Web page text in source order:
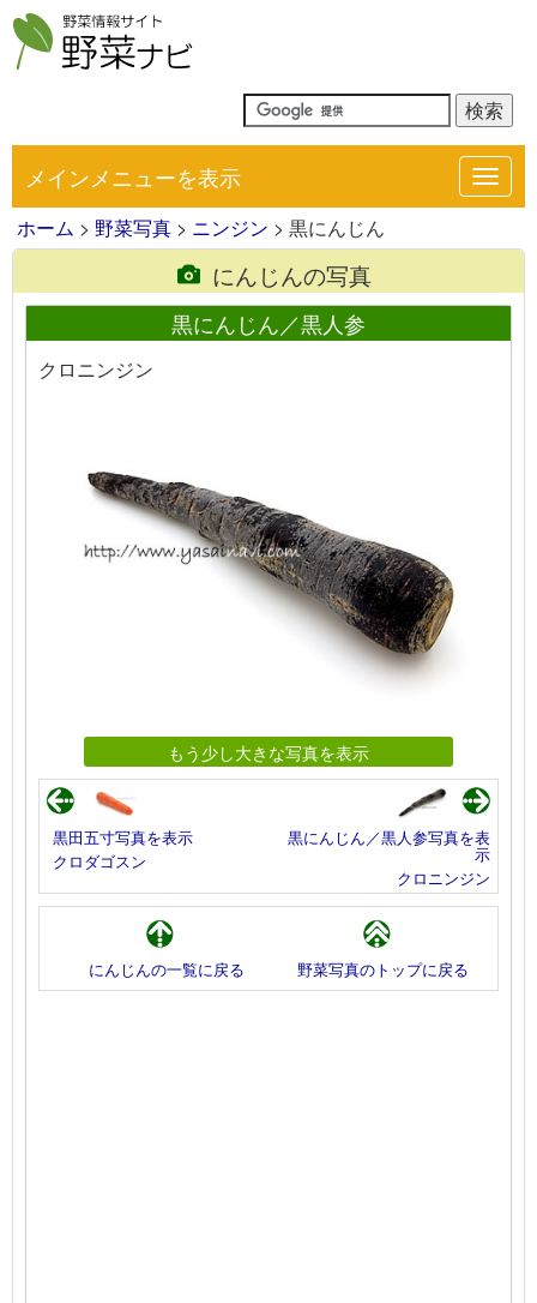
メインメニューを表示
ホーム > 野菜写真 > ニンジン > 黒にんじん
にんじんの写真
黒にんじん／黒人参
クロニンジン
もう少し大きな写真を表示
黒田五寸写真を表示
クロダゴスン
黒にんじん／黒人参写真を表
示
クロニンジン
にんじんの一覧に戻る 野菜写真のトップに戻る